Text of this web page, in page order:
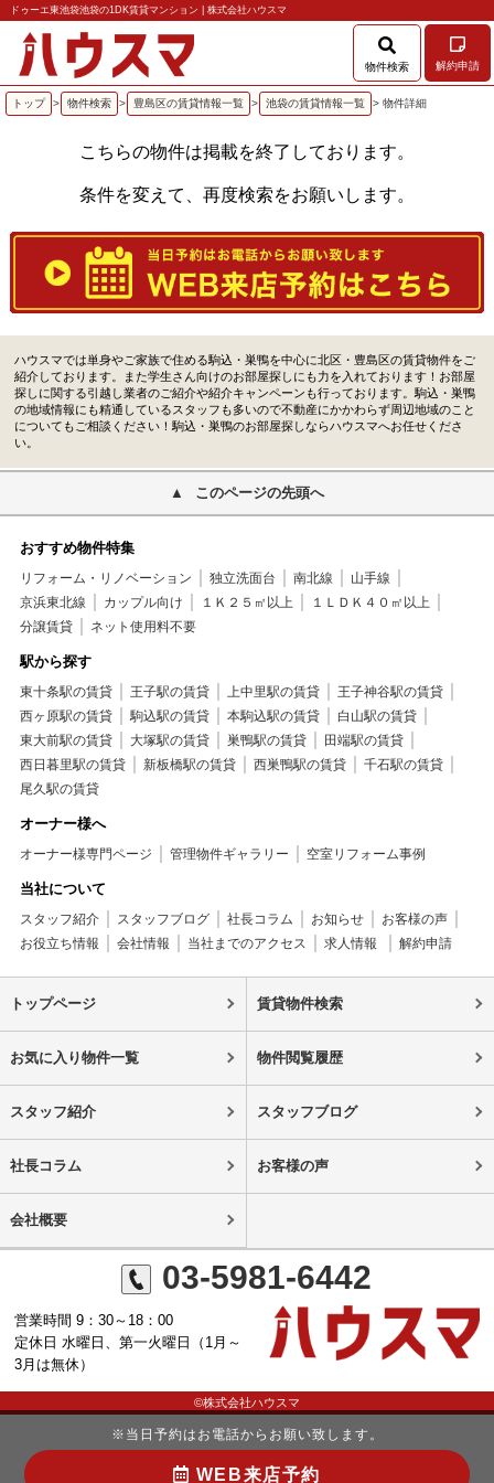
ドゥーエ東池袋池袋の1DK賃貸マンション | 株式会社ハウスマ
物件検索 解約申請
トップ > 物件検索 > 豊島区の賃貸情報一覧 > 池袋の賃貸情報一覧 > 物件詳細
こちらの物件は掲載を終了しております。
条件を変えて、再度検索をお願いします。
ハウスマでは単身やご家族で住める駒込・巣鴨を中心に北区・豊島区の賃貸物件をご
紹介しております。また学生さん向けのお部屋探しにも力を入れております！お部屋
探しに関する引越し業者のご紹介や紹介キャンペーンも行っております。駒込・巣鴨
の地域情報にも精通しているスタッフも多いので不動産にかかわらず周辺地域のこと
についてもご相談ください！駒込・巣鴨のお部屋探しならハウスマへお任せくださ
い。
このページの先頭へ
おすすめ物件特集
リフォーム・リノベーション 独立洗面台 南北線
山手線
京浜東北線
カップル向け １Ｋ２５㎡以上
１ＬＤＫ４０㎡以上
分譲賃貸
ネット使用料不要
駅から探す
東十条駅の賃貸 王子駅の賃貸 上中里駅の賃貸
王子神谷駅の賃貸
西ヶ原駅の賃貸
駒込駅の賃貸 本駒込駅の賃貸
白山駅の賃貸
東大前駅の賃貸
大塚駅の賃貸 巣鴨駅の賃貸
田端駅の賃貸
西日暮里駅の賃貸
新板橋駅の賃貸 西巣鴨駅の賃貸
千石駅の賃貸
尾久駅の賃貸
オーナー様へ
オーナー様専門ページ 管理物件ギャラリー 空室リフォーム事例
当社について
スタッフ紹介 スタッフブログ 社長コラム お知らせ
お客様の声
お役立ち情報
会社情報 当社までのアクセス 求人情報 解約申請
トップページ 賃貸物件検索
お気に入り物件一覧 物件閲覧履歴
スタッフ紹介 スタッフブログ
社長コラム お客様の声
会社概要
03-5981-6442
営業時間 9：30～18：00
定休日 水曜日、第一火曜日（1月～
3月は無休）
©株式会社ハウスマ
※当日予約はお電話からお願い致します。
WEB来店予約